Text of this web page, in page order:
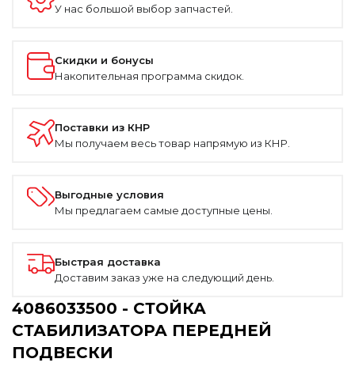
У нас большой выбор запчастей.
Скидки и бонусы
Накопительная программа скидок.
Поставки из КНР
Мы получаем весь товар напрямую из КНР.
Выгодные условия
Мы предлагаем самые доступные цены.
Быстрая доставка
Доставим заказ уже на следующий день.
4086033500 - СТОЙКА
СТАБИЛИЗАТОРА ПЕРЕДНЕЙ
ПОДВЕСКИ